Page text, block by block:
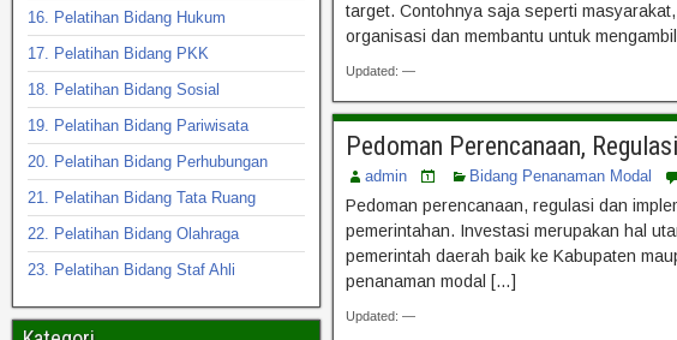
target. Contohnya saja seperti
organisasi dan membantu untuk
Updated: —
Pedoman Perencanaan,
admin Bidang Penanaman Modal
Pedoman perencanaan, regulasi dan
pemerintahan. Investasi merupakan hal
pemerintah daerah baik ke Kabupaten
penanaman modal […]
Updated: —
16. Pelatihan Bidang Hukum
17. Pelatihan Bidang PKK
18. Pelatihan Bidang Sosial
19. Pelatihan Bidang Pariwisata
20. Pelatihan Bidang Perhubungan
21. Pelatihan Bidang Tata Ruang
22. Pelatihan Bidang Olahraga
23. Pelatihan Bidang Staf Ahli